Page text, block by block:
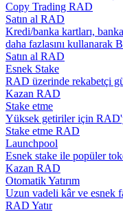
Ticaret stratejileri
Nasıl kârlı
Copy Trading RAD
Satın al RAD
Kredi/banka kartları,
daha fazlasını kullanarak
Satın al RAD
Esnek Stake
RAD üzerinde rekabetçi
Kazan RAD
Stake etme
Yüksek getiriler için
Stake etme RAD
Launchpool
Esnek stake ile popüler
Kazan RAD
Otomatik Yatırım
Uzun vadeli kâr ve esnek
RAD Yatır